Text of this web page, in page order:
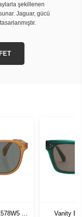
şekillenen
Jaguar, gücü
51 Vanity